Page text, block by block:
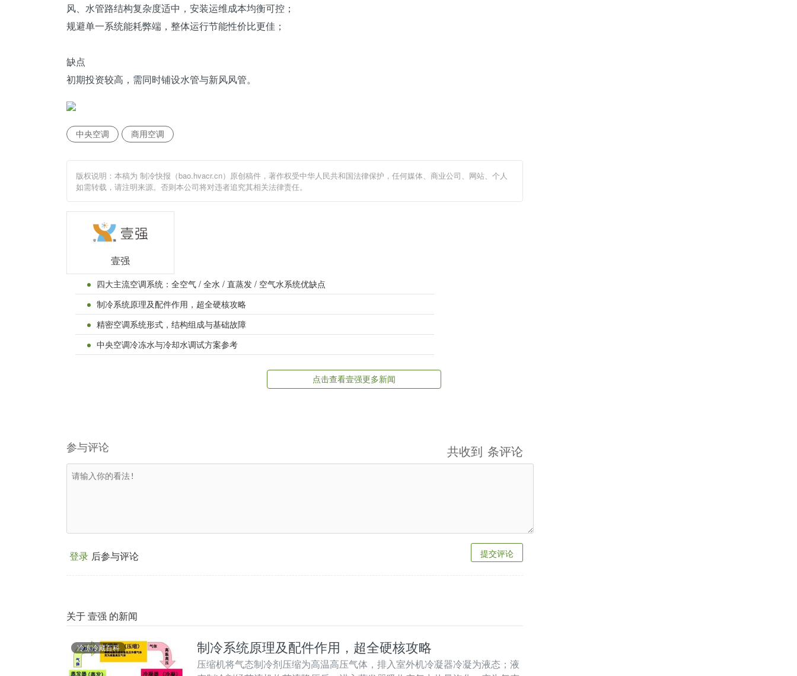
风、水管路结构复杂度适中，安装运维成本均衡可控；
规避单一系统能耗弊端，整体运行节能性价比更佳；
缺点
初期投资较高，需同时铺设水管与新风风管。
中央空调 商用空调
版权说明：本稿为 制冷快报（bao.hvacr.cn）原创稿件，著作权受中华人民共和国法律保护，任何媒体、商业公司、网站、个人
如需转载，请注明来源。否则本公司将对违者追究其相关法律责任。
壹强
四大主流空调系统：全空气 / 全水 / 直蒸发 / 空气水系统优缺点
制冷系统原理及配件作用，超全硬核攻略
精密空调系统形式，结构组成与基础故障
中央空调冷冻水与冷却水调试方案参考
点击查看壹强更多新闻
参与评论 共收到 条评论
提交评论
登录 后参与评论
关于 壹强 的新闻
冷冻冷藏百科 制冷系统原理及配件作用，超全硬核攻略
压缩机将气态制冷剂压缩为高温高压气体，排入室外机冷凝器冷凝为液态；液